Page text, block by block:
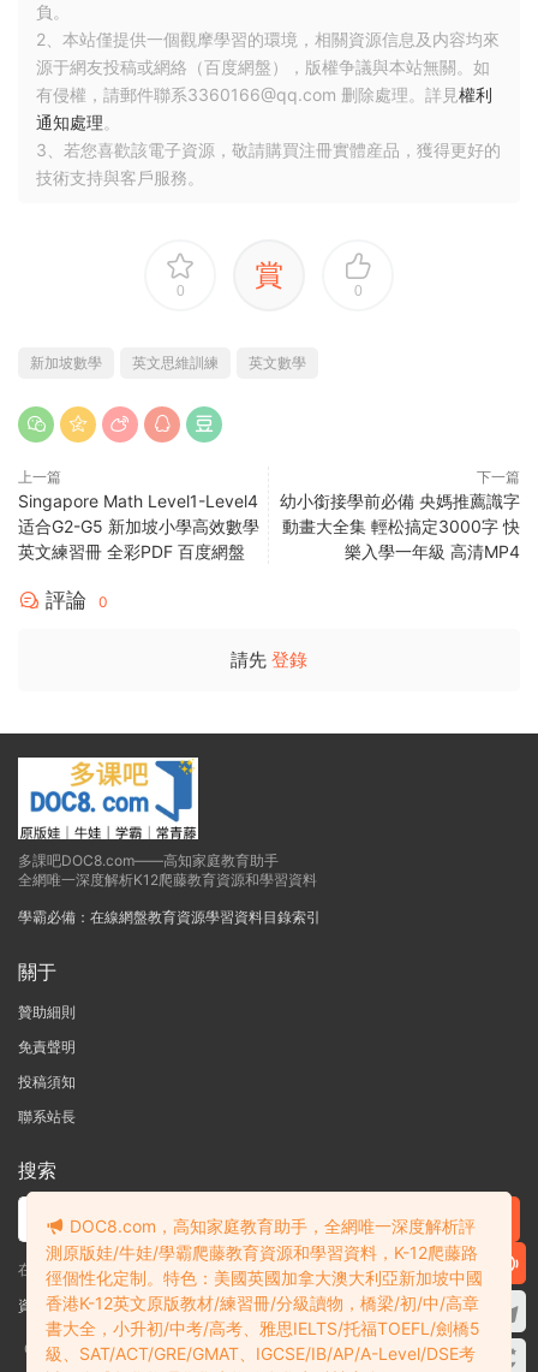
負。
2、本站僅提供一個觀摩學習的環境，相關資源信息及内容均來
源于網友投稿或網絡（百度網盤），版權争議與本站無關。如
有侵權，請郵件聯系3360166@qq.com 删除處理。詳見權利
通知處理。
3、若您喜歡該電子資源，敬請購買注冊實體産品，獲得更好的
技術支持與客戶服務。
0 賞 0
新加坡數學 英文思維訓練 英文數學
上一篇
Singapore Math Level1-Level4
适合G2-G5 新加坡小學高效數學
英文練習冊 全彩PDF 百度網盤
下一篇
幼小銜接學前必備 央媽推薦識字
動畫大全集 輕松搞定3000字 快
樂入學一年級 高清MP4
評論 0
請先 登錄
多課吧DOC8.com——高知家庭教育助手
全網唯一深度解析K12爬藤教育資源和學習資料
學霸必備：在線網盤教育資源學習資料目錄索引
關于
贊助細則
免責聲明
投稿須知
聯系站長
搜索
在線搜索GK-G12海量英文原版教材/章節書/國際考試/學科競賽資料！
資料失效？沒找到需要的？網站意見建議？請提交工單查看我的工單
Copyright © 2004-2026 多課吧DOC8.com 渝ICP備2022004389号-1
渝公
DOC8.com，高知家庭教育助手，全網唯一深度解析評
測原版娃/牛娃/學霸爬藤教育資源和學習資料，K-12爬藤路
徑個性化定制。特色：美國英國加拿大澳大利亞新加坡中國
香港K-12英文原版教材/練習冊/分級讀物，橋梁/初/中/高章
書大全，小升初/中考/高考、雅思IELTS/托福TOEFL/劍橋5
級、SAT/ACT/GRE/GMAT、IGCSE/IB/AP/A-Level/DSE考